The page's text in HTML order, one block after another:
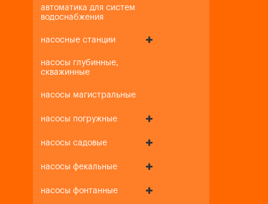
автоматика для систем
водоснабжения
насосные станции
насосы глубинные,
скважинные
насосы магистральные
насосы погружные
насосы садовые
насосы фекальные
насосы фонтанные